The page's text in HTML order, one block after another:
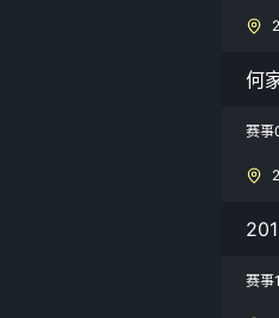
何
赛事
赛事